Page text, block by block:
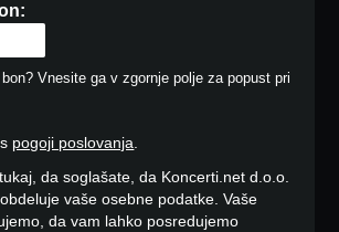
Vnesite ga v zgornje polje za popust pri
pogoji poslovanja.
da soglašate, da Koncerti.net d.o.o.
vaše osebne podatke. Vaše
da vam lahko posredujemo